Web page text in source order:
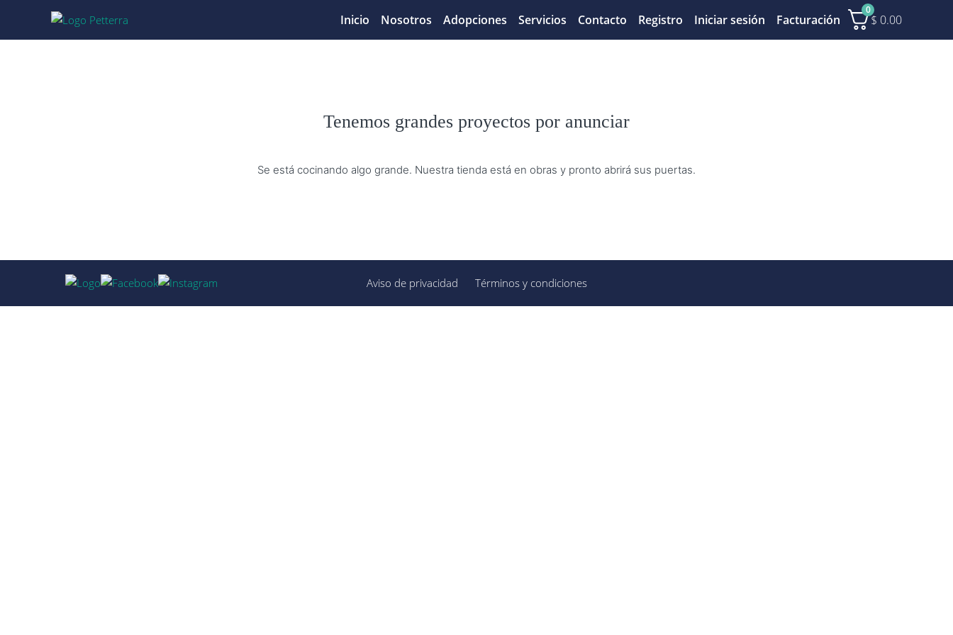
Inicio Nosotros Adopciones Servicios Contacto Registro Iniciar sesión Facturación
0
$ 0.00
Tenemos grandes proyectos por anunciar
Se está cocinando algo grande. Nuestra tienda está en obras y pronto abrirá sus puertas.
Aviso de privacidad Términos y condiciones